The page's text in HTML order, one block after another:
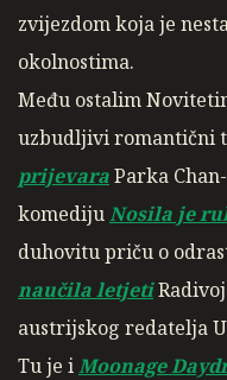
zvijezdom koja je
okolnostima.
Među ostalim
uzbudljivi romantični
prijevaraParka
komedijuNosila je
duhovitu priču o
naučilaletjeti
austrijskog redatelja
Tu je iMoonage